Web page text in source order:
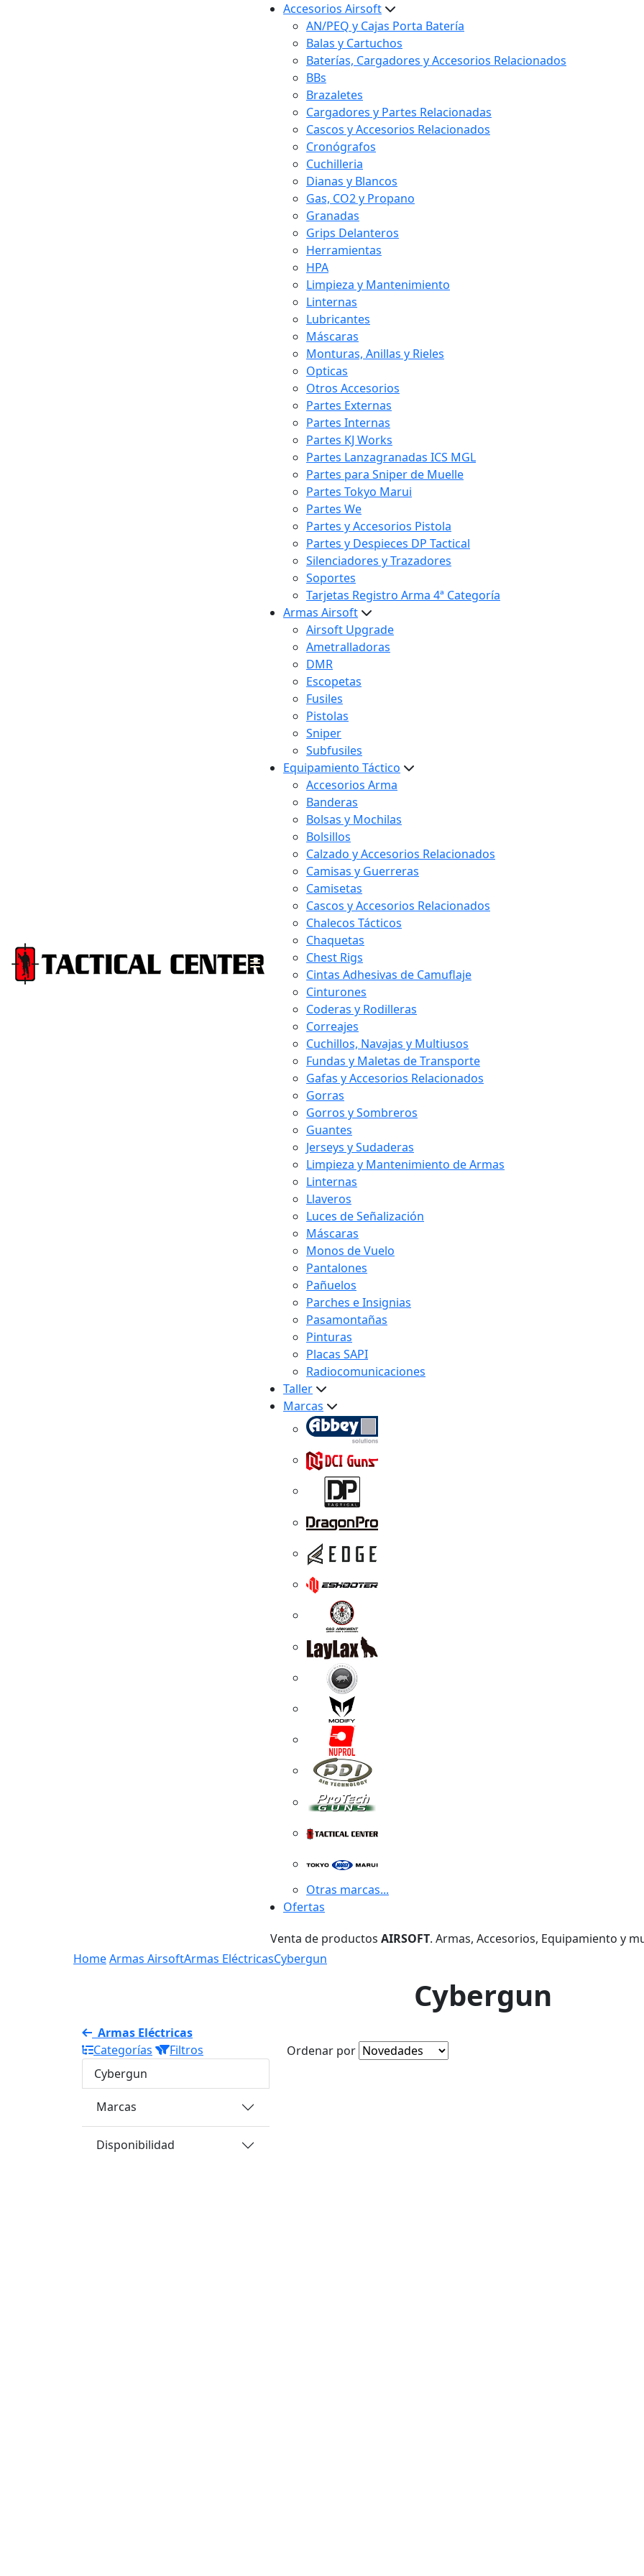
Accesorios Airsoft
AN/PEQ y Cajas Porta Batería
Balas y Cartuchos
Baterías, Cargadores y Accesorios Relacionados
BBs
Brazaletes
Cargadores y Partes Relacionadas
Cascos y Accesorios Relacionados
Cronógrafos
Cuchilleria
Dianas y Blancos
Gas, CO2 y Propano
Granadas
Grips Delanteros
Herramientas
HPA
Limpieza y Mantenimiento
Linternas
Lubricantes
Máscaras
Monturas, Anillas y Rieles
Opticas
Otros Accesorios
Partes Externas
Partes Internas
Partes KJ Works
Partes Lanzagranadas ICS MGL
Partes para Sniper de Muelle
Partes Tokyo Marui
Partes We
Partes y Accesorios Pistola
Partes y Despieces DP Tactical
Silenciadores y Trazadores
Soportes
Tarjetas Registro Arma 4ª Categoría
Armas Airsoft
Airsoft Upgrade
Ametralladoras
DMR
Escopetas
Fusiles
Pistolas
Sniper
Subfusiles
Equipamiento Táctico
Accesorios Arma
Banderas
Bolsas y Mochilas
Bolsillos
Calzado y Accesorios Relacionados
Camisas y Guerreras
Camisetas
Cascos y Accesorios Relacionados
Chalecos Tácticos
Chaquetas
Chest Rigs
Cintas Adhesivas de Camuflaje
Cinturones
Coderas y Rodilleras
Correajes
Cuchillos, Navajas y Multiusos
Fundas y Maletas de Transporte
Gafas y Accesorios Relacionados
Gorras
Gorros y Sombreros
Guantes
Jerseys y Sudaderas
Limpieza y Mantenimiento de Armas
Linternas
Llaveros
Luces de Señalización
Máscaras
Monos de Vuelo
Pantalones
Pañuelos
Parches e Insignias
Pasamontañas
Pinturas
Placas SAPI
Radiocomunicaciones
Taller
Marcas
Otras marcas...
Ofertas
Venta de productos AIRSOFT. Armas, Accesorios, Equipamiento y
HomeArmas AirsoftArmas EléctricasCybergun
Cybergun
Armas Eléctricas
Categorías
Filtros
Cybergun
Marcas
Disponibilidad
Ordenar por